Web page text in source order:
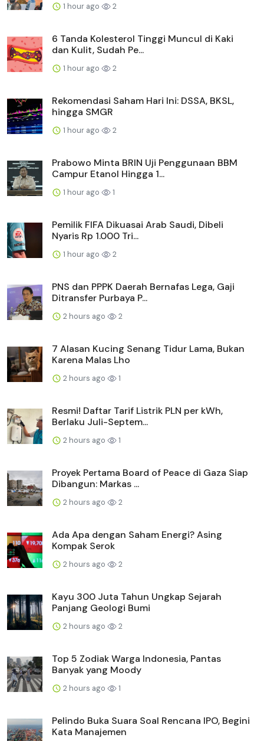
1 hour ago 2
6 Tanda Kolesterol Tinggi Muncul di Kaki
dan Kulit, Sudah Pe...
1 hour ago 2
Rekomendasi Saham Hari Ini: DSSA, BKSL,
hingga SMGR
1 hour ago 2
Prabowo Minta BRIN Uji Penggunaan BBM
Campur Etanol Hingga 1...
1 hour ago 1
Pemilik FIFA Dikuasai Arab Saudi, Dibeli
Nyaris Rp 1.000 Tri...
1 hour ago 2
PNS dan PPPK Daerah Bernafas Lega, Gaji
Ditransfer Purbaya P...
2 hours ago 2
7 Alasan Kucing Senang Tidur Lama, Bukan
Karena Malas Lho
2 hours ago 1
Resmi! Daftar Tarif Listrik PLN per kWh,
Berlaku Juli-Septem...
2 hours ago 1
Proyek Pertama Board of Peace di Gaza Siap
Dibangun: Markas ...
2 hours ago 2
Ada Apa dengan Saham Energi? Asing
Kompak Serok
2 hours ago 2
Kayu 300 Juta Tahun Ungkap Sejarah
Panjang Geologi Bumi
2 hours ago 2
Top 5 Zodiak Warga Indonesia, Pantas
Banyak yang Moody
2 hours ago 1
Pelindo Buka Suara Soal Rencana IPO, Begini
Kata Manajemen